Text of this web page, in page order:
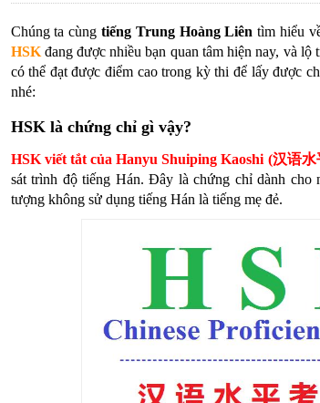
Chúng ta cùng tiếng Trung Hoàng Liên tìm hiểu
HSKđang được nhiều bạn quan tâm hiện nay, và lộ
có thể đạt được điểm cao trong kỳ thi để lấy được
nhé:
HSK là chứng chỉ gì vậy?
HSK viết tắt của Hanyu Shuiping Kaoshi (汉语
sát trình độ tiếng Hán. Đây là chứng chỉ dành cho
tượng không sử dụng tiếng Hán là tiếng mẹ đẻ.